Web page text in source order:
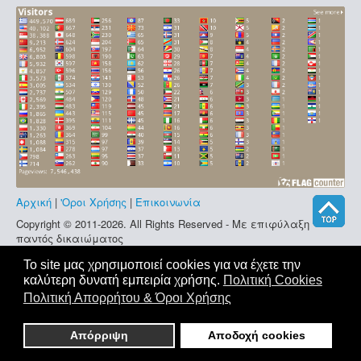
Το site μας χρησιμοποιεί cookies για να έχετε την
καλύτερη δυνατή εμπειρία χρήσης. Πολιτική Cookies
Πολιτική Απορρήτου & Όροι Χρήσης
Απόρριψη Αποδοχή cookies
Αρχική | 'Οροι Χρήσης | Επικοινωνία
Copyright © 2011-2026. All Rights Reserved - Με επιφύλαξη
παντός δικαιώματος